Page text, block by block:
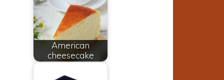
American
cheesecake